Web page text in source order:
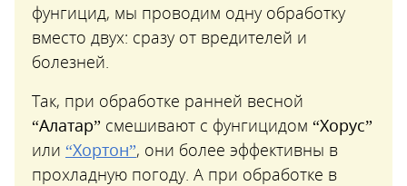
фунгицид, мы проводим одну обработку
вместо двух: сразу от вредителей и
болезней.
Так, при обработке ранней весной
“Алатар” смешивают с фунгицидом “Хорус”
или “Хортон”, они более эффективны в
прохладную погоду. А при обработке в